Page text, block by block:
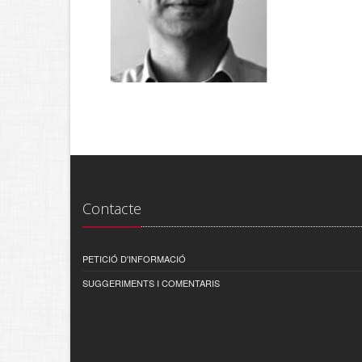
Contacte
PETICIÓ D'INFORMACIÓ
SUGGERIMENTS I COMENTARIS